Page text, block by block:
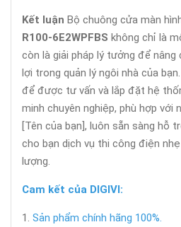
Kết luận Bộ chuông cửa màn
R100-6E2WPFBS không chỉ là
còn là giải pháp lý tưởng để nâng
lợi trong quản lý ngôi nhà của
để được tư vấn và lắp đặt hệ
minh chuyên nghiệp, phù hợp với
[Tên của bạn], luôn sẵn sàng hỗ
cho bạn dịch vụ thi công điện
lượng.
Cam kết của DIGIVI:
Sản phẩm chính hãng 100%.